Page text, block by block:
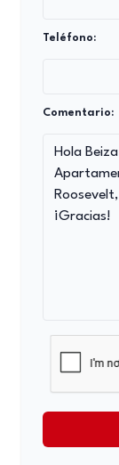
Teléfono:
Comentario: